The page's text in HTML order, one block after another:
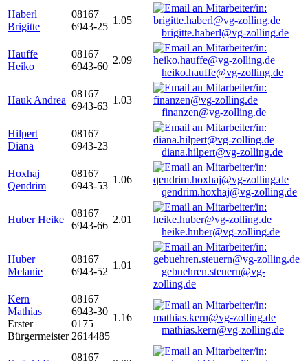
Haberl
Brigitte
08167
6943-25
1.05
brigitte.haberl@vg-zolling.de
Hauffe
Heiko
08167
6943-60
2.09
heiko.hauffe@vg-zolling.de
Hauk Andrea
08167
6943-63
1.03
finanzen@vg-zolling.de
Hilpert
Diana
08167
6943-23
diana.hilpert@vg-zolling.de
Hoxhaj
Qendrim
08167
6943-53
1.06
qendrim.hoxhaj@vg-zolling.de
Huber Heike
08167
6943-66
2.01
heike.huber@vg-zolling.de
Huber
Melanie
08167
6943-52
1.01
gebuehren.steuern@vg-
zolling.de
Kern
Mathias
Erster
Bürgermeister
08167
6943-30
0175
2614485
1.16
mathias.kern@vg-zolling.de
08167